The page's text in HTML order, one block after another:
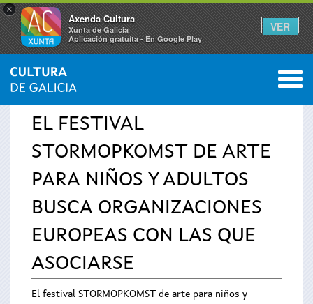
×
Axenda Cultura
Xunta de Galicia
Aplicación gratuíta - En Google Play
VER
Se
usted
aquí
INICIO › SERVICIOS 0
EL FESTIVAL
STORMOPKOMST DE ARTE
PARA NIÑOS Y ADULTOS
BUSCA ORGANIZACIONES
EUROPEAS CON LAS QUE
ASOCIARSE
El festival STORMOPKOMST de arte para niños y